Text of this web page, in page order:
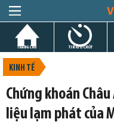
TRANG CHỦ TIN GIỜ CHÓT
KINH TẾ
Chứng khoán
liệu lạm phát của